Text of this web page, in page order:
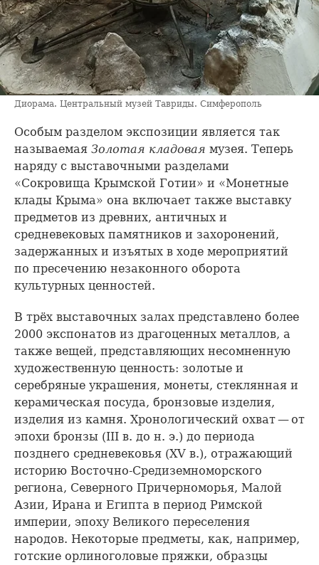
Диорама. Центральный музей Тавриды. Симферополь
Особым разделом экспозиции является так
называемая Золотая кладовая музея. Теперь
наряду с выставочными разделами
«Сокровища Крымской Готии» и «Монетные
клады Крыма» она включает также выставку
предметов из древних, античных и
средневековых памятников и захоронений,
задержанных и изъятых в ходе мероприятий
по пресечению незаконного оборота
культурных ценностей.
В трёх выставочных залах представлено более
2000 экспонатов из драгоценных металлов, а
также вещей, представляющих несомненную
художественную ценность: золотые и
серебряные украшения, монеты, стеклянная и
керамическая посуда, бронзовые изделия,
изделия из камня. Хронологический охват — от
эпохи бронзы (III в. до н. э.) до периода
позднего средневековья (ХV в.), отражающий
историю Восточно-Средиземноморского
региона, Северного Причерноморья, Малой
Азии, Ирана и Египта в период Римской
империи, эпоху Великого переселения
народов. Некоторые предметы, как, например,
готские орлиноголовые пряжки, образцы